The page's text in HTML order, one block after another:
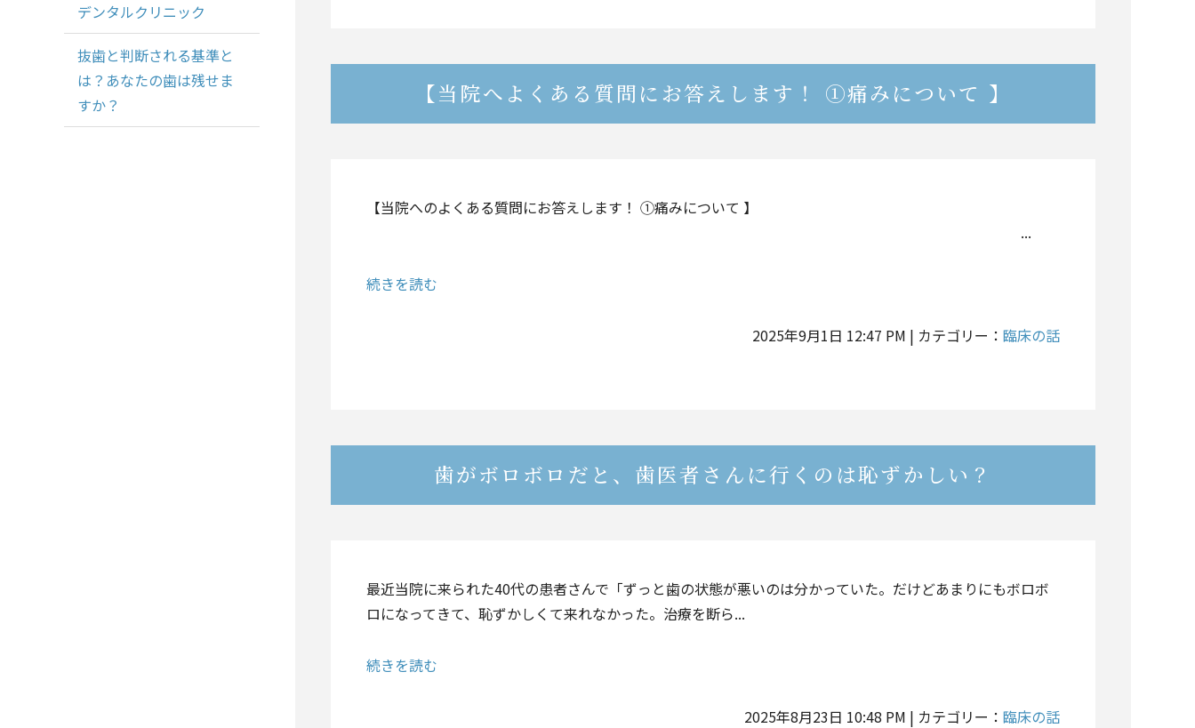
【当院へよくある質問にお答えします！ ①痛みについて 】
【当院へのよくある質問にお答えします！ ①痛みについて 】
...
続きを読む
2025年9月1日 12:47 PM | カテゴリー： 臨床の話
歯がボロボロだと、歯医者さんに行くのは恥ずかしい？
最近当院に来られた40代の患者さんで「ずっと歯の状態が悪いのは分かっていた。だけどあまりにもボロボ
ロになってきて、恥ずかしくて来れなかった。治療を断ら...
続きを読む
2025年8月23日 10:48 PM | カテゴリー： 臨床の話
デンタルクリニック
抜歯と判断される基準と
は？あなたの歯は残せま
すか？